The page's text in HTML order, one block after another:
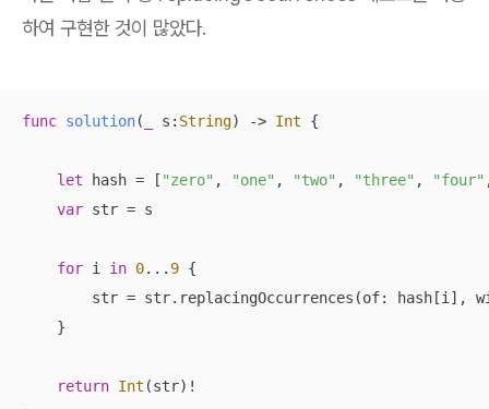
하여 구현한 것이 많았다.
func solution( s : String) -> Int {
let hash = [ "zero" , "one" , "two" , "three" , "four"
var str = s
for i in 0... 9 {
        str
= str.replacingOccurrences(of: hash[i],
    }
return Int (str) !